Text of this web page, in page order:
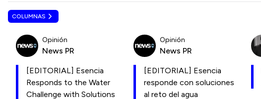
COLUMNAS
Opinión
News PR
[EDITORIAL] Esencia
Responds to the Water
Challenge with Solutions
Opinión
News PR
[EDITORIAL] Esencia
responde con soluciones
al reto del agua